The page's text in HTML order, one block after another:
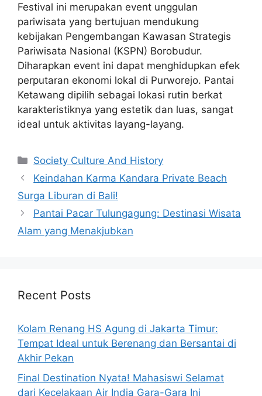
Festival ini merupakan event unggulan
pariwisata yang bertujuan mendukung
kebijakan Pengembangan Kawasan Strategis
Pariwisata Nasional (KSPN) Borobudur.
Diharapkan event ini dapat menghidupkan efek
perputaran ekonomi lokal di Purworejo. Pantai
Ketawang dipilih sebagai lokasi rutin berkat
karakteristiknya yang estetik dan luas, sangat
ideal untuk aktivitas layang-layang.
Categories
Society Culture And History
Keindahan Karma Kandara Private Beach
Surga Liburan di Bali!
Pantai Pacar Tulungagung: Destinasi Wisata
Alam yang Menakjubkan
Recent Posts
Kolam Renang HS Agung di Jakarta Timur:
Tempat Ideal untuk Berenang dan Bersantai di
Akhir Pekan
Final Destination Nyata! Mahasiswi Selamat
dari Kecelakaan Air India Gara-Gara Ini